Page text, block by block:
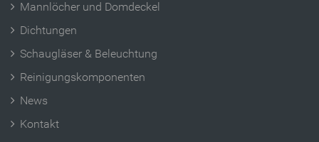
Mannlöcher und Domdeckel
Dichtungen
Schaugläser & Beleuchtung
Reinigungskomponenten
News
Kontakt